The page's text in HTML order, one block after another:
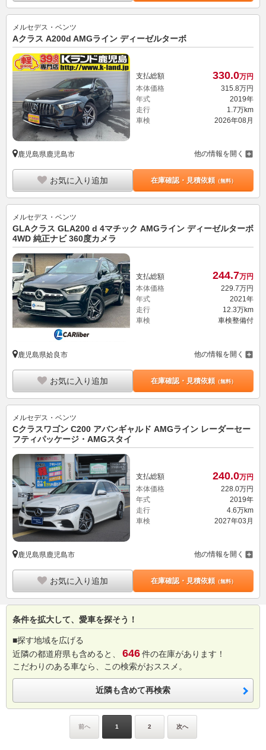
メルセデス・ベンツ
Aクラス A200d AMGライン ディーゼルターボ
支払総額 330.0万円
本体価格
315. 8万円
年式
2019年
走行
1.7万km
車検
2026年08月
鹿児島県鹿児島市 他の情報を開く
お気に入り追加 在庫確認・見積依頼（無料）
メルセデス・ベンツ
GLAクラス GLA200 d 4マチック AMGライン ディーゼルターボ
4WD 純正ナビ 360度カメラ
支払総額 244.7万円
本体価格
229.7万円
年式
2021年
走行
12.3万km
車検
車検整備付
鹿児島県姶良市 他の情報を開く
お気に入り追加 在庫確認・見積依頼（無料）
メルセデス・ベンツ
Cクラスワゴン C200 アバンギャルド AMGライン レーダーセー
フティパッケージ・AMGスタイ
支払総額 240.0万円
本体価格
228. 0万円
年式
2019年
走行
4.6万km
車検
2027年03月
鹿児島県鹿児島市 他の情報を開く
お気に入り追加 在庫確認・見積依頼（無料）
条件を拡大して、愛車を探そう！
■探す地域を広げる
近隣の都道府県も含めると、
646件の在庫があります！
こだわりのある車なら、この検索がおススメ。
近隣も含めて再検索
前へ 1 2 次へ